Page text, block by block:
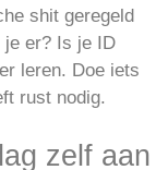
shit geregeld
je er? Is je ID
leren. Doe iets
rust nodig.
zelf aan